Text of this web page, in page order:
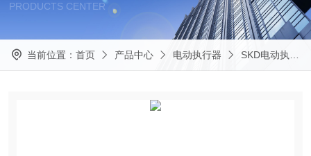
PRODUCTS CENTER
当前位置： 首页 产品中心 电动执行器 SKD电动执行器